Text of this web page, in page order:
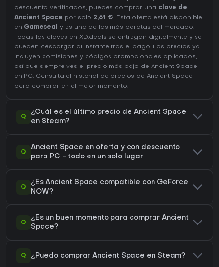
descuento verificados, puedes comprar una clave de
Ancient Space por solo 2,61 €. Esta oferta está disponible
en Gameseal
y es una de las más baratas del mercado.
Todas las claves en XD.deals se entregan digitalmente y se
pueden descargar al instante tras el pago. Los precios ya
incluyen comisiones y códigos promocionales aplicados,
así que siempre ves el precio más bajo de Ancient Space
en PC. Consulta el
historial de precios de Ancient Space
para comprar en el mejor momento.
Q
¿Cuál es el último precio de Ancient Space
en Steam?
Q
Ancient Space en oferta y con descuento
para PC - todo en un solo lugar
Q
¿Es Ancient Space compatible con GeForce
NOW?
Q
¿Es un buen momento para comprar Ancient
Space?
Q ¿Puedo comprar Ancient Space en Steam?